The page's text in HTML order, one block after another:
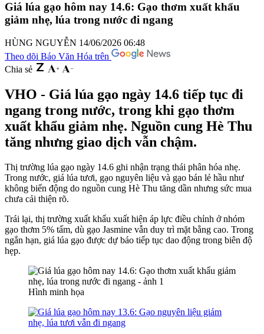
Giá lúa gạo hôm nay 14.6: Gạo thơm xuất khẩu
giảm nhẹ, lúa trong nước đi ngang
HÙNG NGUYỄN 14/06/2026 06:48
Theo dõi Báo Văn Hóa trên
Chia sẻ
VHO - Giá lúa gạo ngày 14.6 tiếp tục đi
ngang trong nước, trong khi gạo thơm
xuất khẩu giảm nhẹ. Nguồn cung Hè Thu
tăng nhưng giao dịch vẫn chậm.
Thị trường lúa gạo ngày 14.6 ghi nhận trạng thái phân hóa nhẹ.
Trong nước, giá lúa tươi, gạo nguyên liệu và gạo bán lẻ hầu như
không biến động do nguồn cung Hè Thu tăng dần nhưng sức mua
chưa cải thiện rõ.
Trái lại, thị trường xuất khẩu xuất hiện áp lực điều chỉnh ở nhóm
gạo thơm 5% tấm, dù gạo Jasmine vẫn duy trì mặt bằng cao. Trong
ngắn hạn, giá lúa gạo được dự báo tiếp tục dao động trong biên độ
hẹp.
Hình minh họa